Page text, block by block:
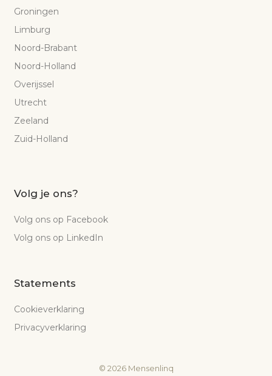
Groningen
Limburg
Noord-Brabant
Noord-Holland
Overijssel
Utrecht
Zeeland
Zuid-Holland
Volg je ons?
Volg ons op Facebook
Volg ons op LinkedIn
Statements
Cookieverklaring
Privacyverklaring
© 2026Mensenlinq